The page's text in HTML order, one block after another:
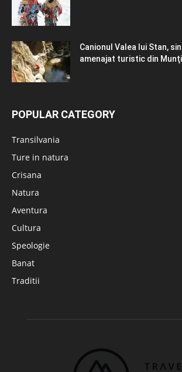
Canionul Valea lui Stan,
amenajat turistic din
POPULAR CATEGORY
Transilvania
Ture in natura
Crisana
Natura
Aventura
Cultura
Speologie
Banat
Traditii